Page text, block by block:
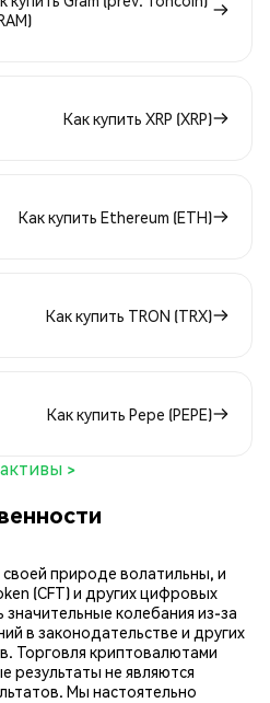
Как купить XRP (XRP)
Как купить Ethereum (ETH)
Как купить TRON (TRX)
Как купить Pepe (PEPE)
>
природе волатильны, и
(CFT) и других цифровых
колебания из-за
в законодательстве и других
Торговля криптовалютами
результаты не являются
Мы настоятельно